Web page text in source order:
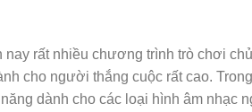
nay rất nhiều chương trình trò chơi
cho người thắng cuộc rất cao.
dành cho các loại hình âm nhạc